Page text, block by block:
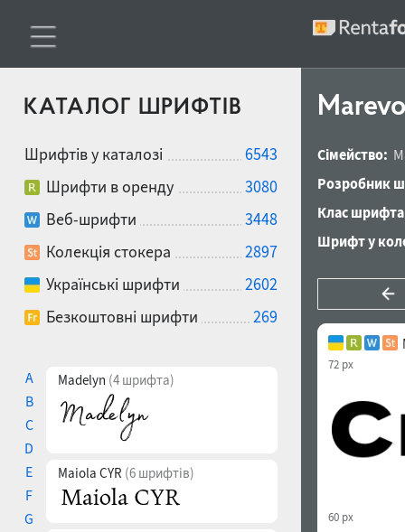
КАТАЛОГ ШРИФТІВ
Шрифтів у каталозі
6543
Шрифти в оренду
3080
Веб-шрифти
3448
Колекція стокера
2897
Українські шрифти
2602
Безкоштовні шрифти
269
A
B
C
D
E
F
G
Madelyn (4 шрифта)
Maiola CYR (6 шрифтів)
Сімейство:
Розробник
Клас
Шрифт у
72 px
60 px